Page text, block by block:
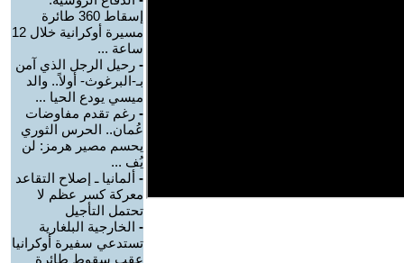
إسقاط 360 طائرة
مسيرة أوكرانية خلال 12
ساعة ...
- رحيل الرجل الذي آمن
بـ-البرغوث- أولاً.. والد
ميسي يودع الحيا ...
- رغم تقدم مفاوضات
عُمان.. الحرس الثوري
يحسم مصير هرمز: لن
يُف ...
- ألمانيا ـ إصلاح التقاعد
معركة كسر عظم لا
تحتمل التأجيل
- الخارجية البلغارية
تستدعي سفيرة أوكرانيا
عقب سقوط طائرة